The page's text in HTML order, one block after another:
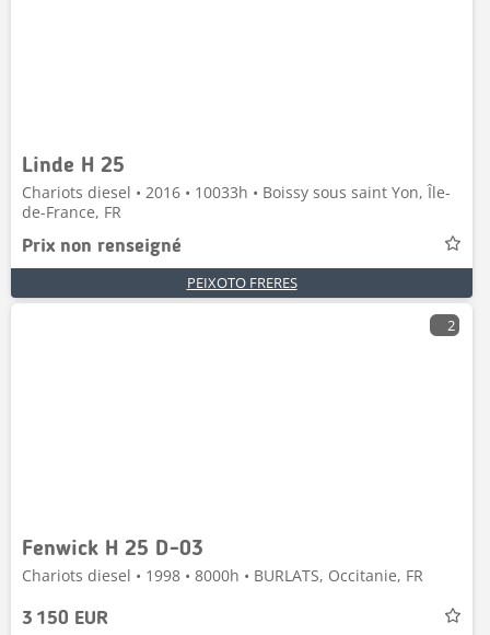
Linde H 25
Chariots diesel • 2016 • 10033h • Boissy sous saint Yon, Île-
de-France, FR
Prix non renseigné
PEIXOTO FRERES
2
Fenwick H 25 D-03
Chariots diesel • 1998 • 8000h • BURLATS, Occitanie, FR
3 150 EUR